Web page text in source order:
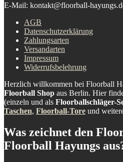
E-Mail: kontakt@floorball-
AGB
Datenschutzerklärung
Zahlungsarten
Versandarten
Impressum
Widerrufsbelehrung
Herzlich willkommen bei Floorball
Floorball Shop aus Berlin. Hier
(einzeln und als Floorballschläger-
Taschen, Floorball-Tore und
Was zeichnet den
Floorball Hayungs